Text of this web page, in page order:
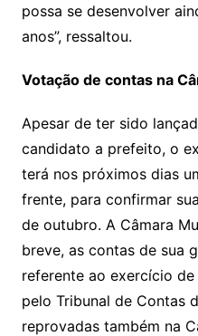
possa se desenvolver
anos”, ressaltou.
Votação de contas na
Apesar de ter sido
candidato a prefeito, o
terá nos próximos dias
frente, para confirmar
de outubro. A Câmara
breve, as contas de sua
referente ao exercício
pelo Tribunal de Contas
reprovadas também na